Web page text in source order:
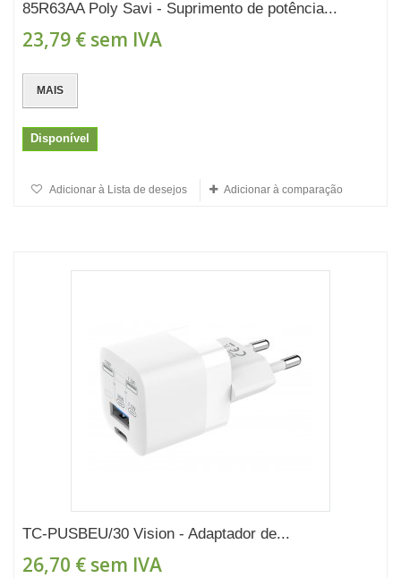
85R63AA Poly Savi - Suprimento de potência...
23,79 € sem IVA
MAIS
Disponível
Adicionar à Lista de desejos Adicionar à comparação
TC-PUSBEU/30 Vision - Adaptador de...
26,70 € sem IVA